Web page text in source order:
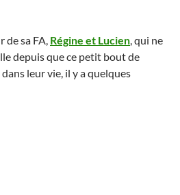
de sa FA, Régine et Lucien, qui ne
depuis que ce petit bout de
leur vie, il y a quelques